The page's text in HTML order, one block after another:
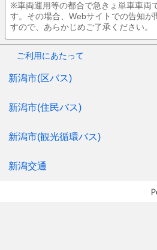
※車両運用等の都合で急きょ単車車両
す。その場合、Webサイトでの告知が
すので、あらかじめご了承ください。
ご利用にあたって
新潟市(区バス)
新潟市(住民バス)
新潟市(観光循環バス)
新潟交通